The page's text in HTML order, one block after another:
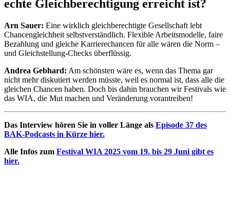
echte Gleichberechtigung erreicht ist?
Arn Sauer: Eine wirklich gleichberechtigte Gesellschaft lebt
Chancengleichheit selbstverständlich. Flexible Arbeitsmodelle, faire
Bezahlung und gleiche Karrierechancen für alle wären die Norm –
und Gleichstellung-Checks überflüssig.
Andrea Gebhard: Am schönsten wäre es, wenn das Thema gar
nicht mehr diskutiert werden müsste, weil es normal ist, dass alle die
gleichen Chancen haben. Doch bis dahin brauchen wir Festivals wie
das WIA, die Mut machen und Veränderung vorantreiben!
Das Interview hören Sie in voller Länge als Episode 37 des
BAK-Podcasts in Kürze hier.
Alle Infos zum Festival WIA 2025 vom 19. bis 29 Juni gibt es
hier.